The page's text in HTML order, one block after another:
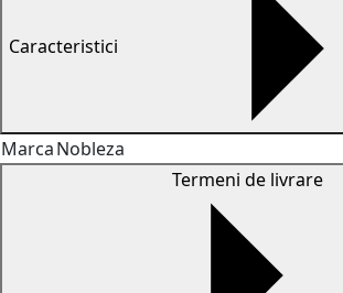
Caracteristici
MarcaNobleza
Termeni de livrare